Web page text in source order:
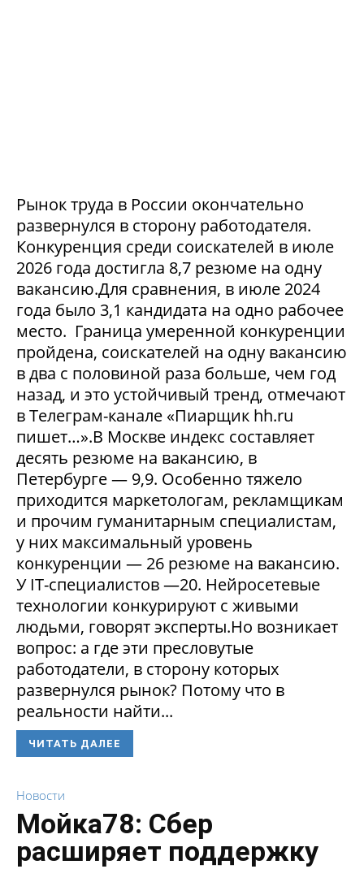
Рынок труда в России окончательно
развернулся в сторону работодателя.
Конкуренция среди соискателей в июле
2026 года достигла 8,7 резюме на одну
вакансию.Для сравнения, в июле 2024
года было 3,1 кандидата на одно рабочее
место. Граница умеренной конкуренции
пройдена, соискателей на одну вакансию
в два с половиной раза больше, чем год
назад, и это устойчивый тренд, отмечают
в Телеграм-канале «Пиарщик hh.ru
пишет…».В Москве индекс составляет
десять резюме на вакансию, в
Петербурге — 9,9. Особенно тяжело
приходится маркетологам, рекламщикам
и прочим гуманитарным специалистам,
у них максимальный уровень
конкуренции — 26 резюме на вакансию.
У IT-специалистов —20. Нейросетевые
технологии конкурируют с живыми
людьми, говорят эксперты.Но возникает
вопрос: а где эти пресловутые
работодатели, в сторону которых
развернулся рынок? Потому что в
реальности найти...
ЧИТАТЬ ДАЛЕЕ
Новости
Мойка78: Сбер
расширяет поддержку